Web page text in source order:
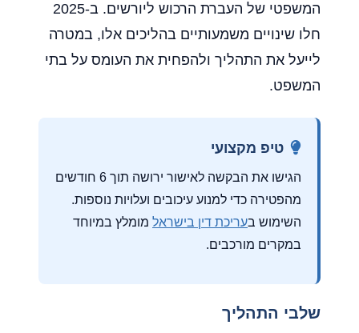
המשפטי של העברת הרכוש ליורשים. ב-2025
חלו שינויים משמעותיים בהליכים אלו, במטרה
לייעל את התהליך ולהפחית את העומס על בתי
המשפט.
טיפ מקצועי
הגישו את הבקשה לאישור ירושה תוך 6 חודשים
מהפטירה כדי למנוע עיכובים ועלויות נוספות.
השימוש בעריכת דין בישראל מומלץ במיוחד
במקרים מורכבים.
שלבי התהליך